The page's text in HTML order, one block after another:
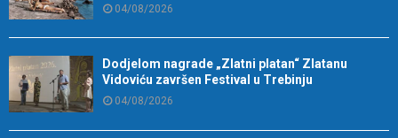
04/08/2026
Dodjelom nagrade „Zlatni platan“ Zlatanu
Vidoviću završen Festival u Trebinju
04/08/2026